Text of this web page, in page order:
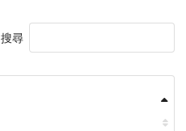
搜尋